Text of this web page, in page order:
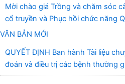
Mời chào giá Trồng và chăm sóc
cổ truyền và Phục hồi chức năng
Danh mục hàng hóa, mẫu báo giá
VĂN BẢN MỚI
QUYẾT ĐỊNH Ban hành Tài liệu
đoán và điều trị các bệnh thường
truyền và Phục hồi chức năng Quy